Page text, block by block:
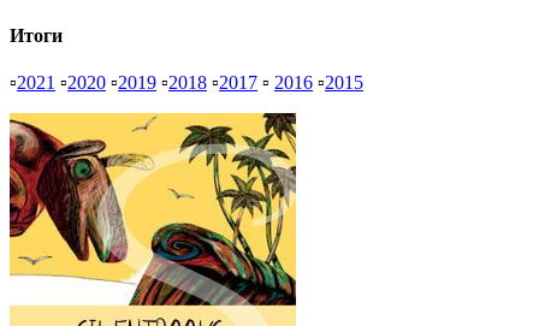
Итоги
▫2021 ▫2020 ▫2019 ▫2018 ▫2017 ▫ 2016 ▫2015